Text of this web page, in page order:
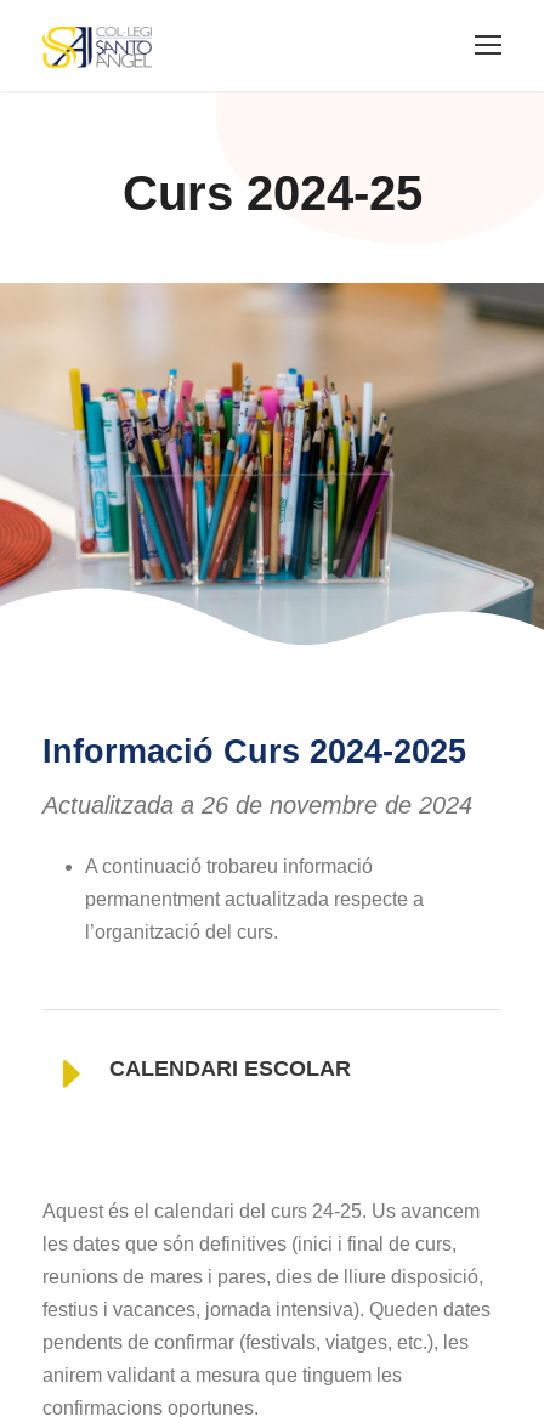
Curs 2024-25
Informació Curs 2024-2025
Actualitzada a 26 de novembre de 2024
A continuació trobareu informació
permanentment actualitzada respecte a
l’organització del curs.
CALENDARI ESCOLAR
Aquest és el calendari del curs 24-25. Us avancem
les dates que són definitives (inici i final de curs,
reunions de mares i pares, dies de lliure disposició,
festius i vacances, jornada intensiva). Queden dates
pendents de confirmar (festivals, viatges, etc.), les
anirem validant a mesura que tinguem les
confirmacions oportunes.